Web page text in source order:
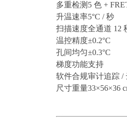
多重检测 5 色 +
升温速率5°C / 秒
扫描速度全通道 12
温控精度±0.2°C
孔间均匀±0.3°C
梯度功能支持
软件合规审计追踪 /
尺寸重量33×56×36